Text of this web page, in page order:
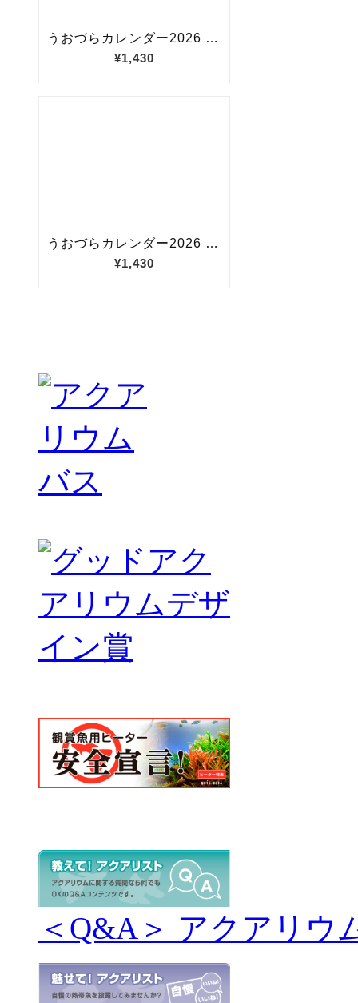
＜Q&A＞ アクアリウ